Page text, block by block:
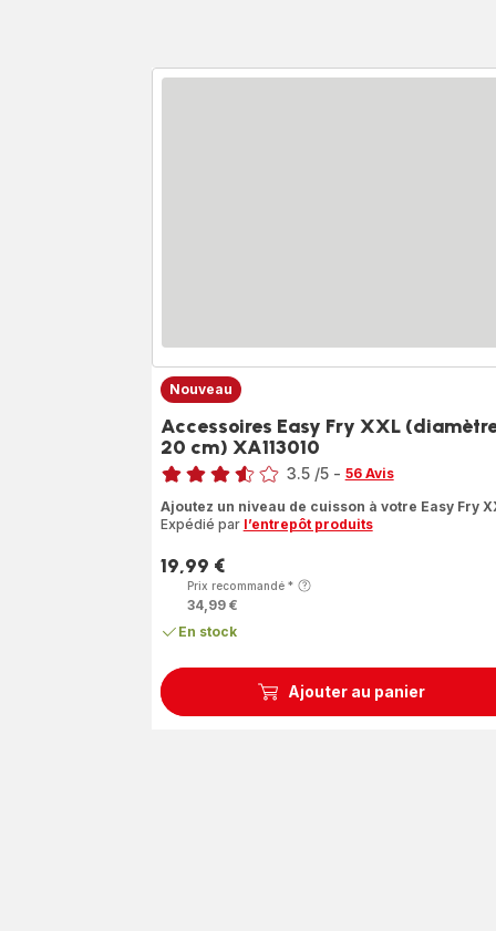
Ajouter au panier
Nouveau
Accessoires Easy Fry XXL
20 cm) XA113010
Note
3.5 /5 - 56 Avis
Ajoutez un niveau de cuisson à votre Easy Fry
Expédié par l’entrepôt produits
Prix
19,99 €
Prix recommandé*
34,99 €
En stock